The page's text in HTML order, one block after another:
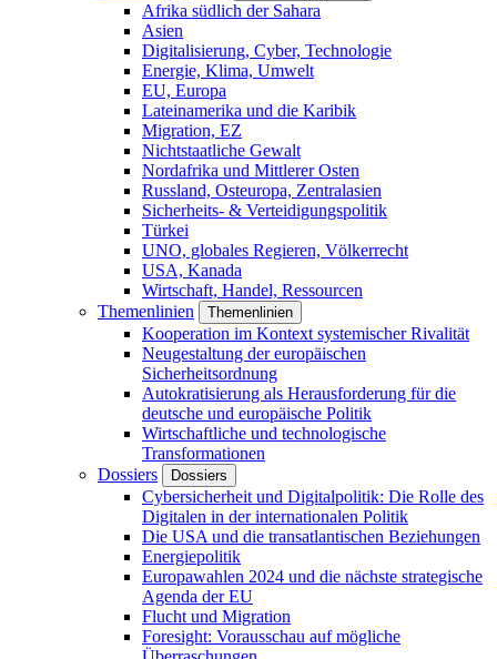
Afrika südlich der Sahara
Asien
Digitalisierung, Cyber, Technologie
Energie, Klima, Umwelt
EU, Europa
Lateinamerika und die Karibik
Migration, EZ
Nichtstaatliche Gewalt
Nordafrika und Mittlerer Osten
Russland, Osteuropa, Zentralasien
Sicherheits- & Verteidigungspolitik
Türkei
UNO, globales Regieren, Völkerrecht
USA, Kanada
Wirtschaft, Handel, Ressourcen
Themenlinien
Themenlinien
Kooperation im Kontext systemischer Rivalität
Neugestaltung der europäischen
Sicherheitsordnung
Autokratisierung als Herausforderung für die
deutsche und europäische Politik
Wirtschaftliche und technologische
Transformationen
Dossiers
Dossiers
Cybersicherheit und Digitalpolitik: Die Rolle des
Digitalen in der internationalen Politik
Die USA und die transatlantischen Beziehungen
Energiepolitik
Europawahlen 2024 und die nächste strategische
Agenda der EU
Flucht und Migration
Foresight: Vorausschau auf mögliche